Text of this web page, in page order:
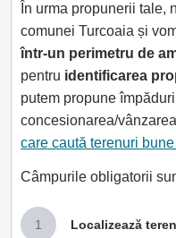
În urma propunerii tale,
comunei Turcoaia și
într-un perimetru de
pentru identificarea
putem propune
concesionarea/
care caută terenuri
Câmpurile obligatorii
1 Localizează